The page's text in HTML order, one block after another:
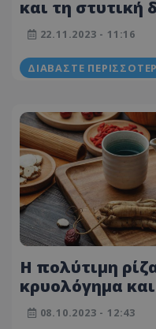
και τη στυτική
22.11.2023 - 11:16
ΔΙΑΒΆΣΤΕ
Η πολύτιμη
κρυολόγημα
δυσλειτουργία
08.10.2023 - 12:43